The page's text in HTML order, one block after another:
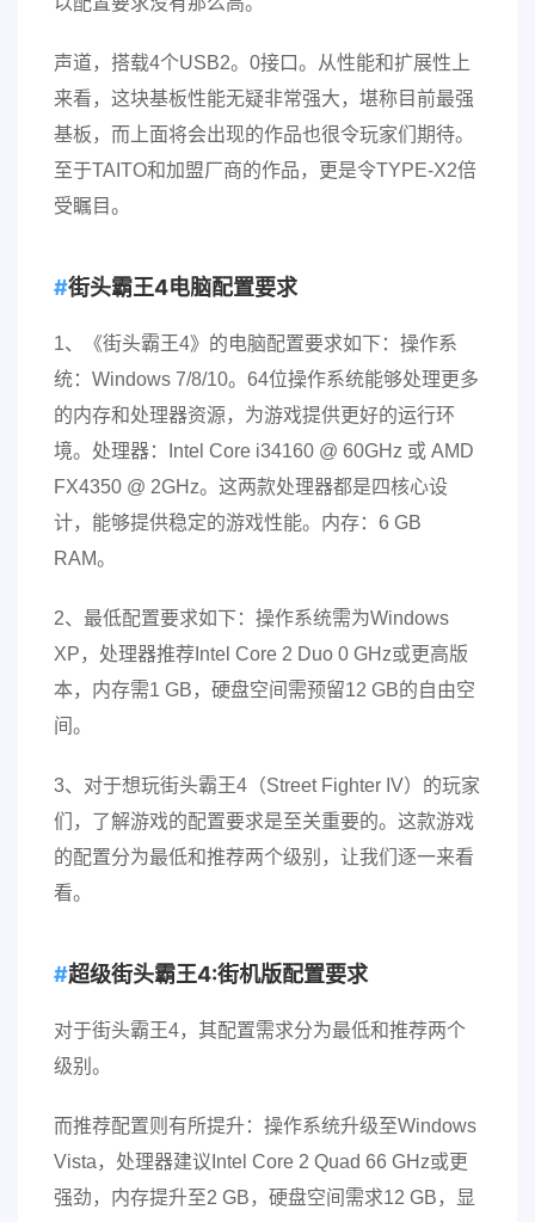
声道，搭载4个USB2。0接口。从性能和扩展性上
来看，这块基板性能无疑非常强大，堪称目前最强
基板，而上面将会出现的作品也很令玩家们期待。
至于TAITO和加盟厂商的作品，更是令TYPE-X2倍
受瞩目。
街头霸王4电脑配置要求
1、《街头霸王4》的电脑配置要求如下：操作系
统：Windows 7/8/10。64位操作系统能够处理更多
的内存和处理器资源，为游戏提供更好的运行环
境。处理器：Intel Core i34160 @ 60GHz 或 AMD
FX4350 @ 2GHz。这两款处理器都是四核心设
计，能够提供稳定的游戏性能。内存：6 GB
RAM。
2、最低配置要求如下：操作系统需为Windows
XP，处理器推荐Intel Core 2 Duo 0 GHz或更高版
本，内存需1 GB，硬盘空间需预留12 GB的自由空
间。
3、对于想玩街头霸王4（Street Fighter IV）的玩家
们，了解游戏的配置要求是至关重要的。这款游戏
的配置分为最低和推荐两个级别，让我们逐一来看
看。
超级街头霸王4:街机版配置要求
对于街头霸王4，其配置需求分为最低和推荐两个
级别。
而推荐配置则有所提升：操作系统升级至Windows
Vista，处理器建议Intel Core 2 Quad 66 GHz或更
强劲，内存提升至2 GB，硬盘空间需求12 GB，显